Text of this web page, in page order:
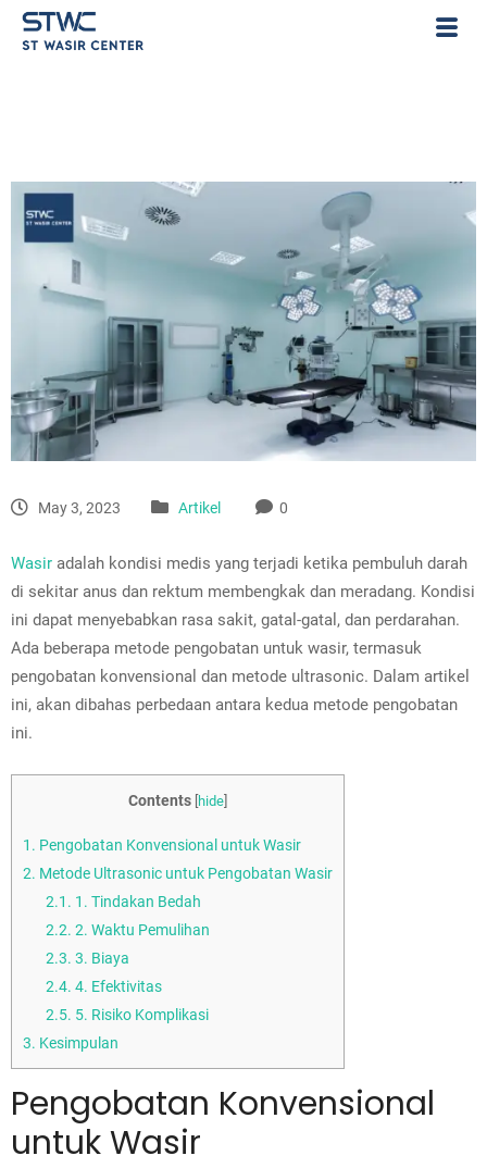
May 3, 2023 Artikel 0
Wasir adalah kondisi medis yang terjadi ketika pembuluh darah
di sekitar anus dan rektum membengkak dan meradang. Kondisi
ini dapat menyebabkan rasa sakit, gatal-gatal, dan perdarahan.
Ada beberapa metode pengobatan untuk wasir, termasuk
pengobatan konvensional dan metode ultrasonic. Dalam artikel
ini, akan dibahas perbedaan antara kedua metode pengobatan
ini.
Contents hide
1. Pengobatan Konvensional untuk Wasir
2. Metode Ultrasonic untuk Pengobatan Wasir
2.1. 1. Tindakan Bedah
2.2. 2. Waktu Pemulihan
2.3. 3. Biaya
2.4. 4. Efektivitas
2.5. 5. Risiko Komplikasi
3. Kesimpulan
Pengobatan Konvensional
untuk Wasir